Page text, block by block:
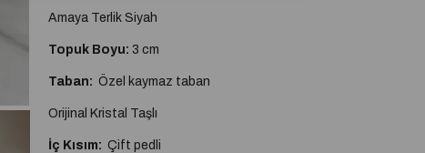
Amaya Terlik Siyah
Topuk Boyu: 3 cm
Taban: Özel kaymaz taban
Orijinal Kristal Taşlı
İç Kısım: Çift pedli